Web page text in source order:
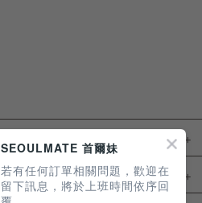
SEOULMATE 首爾妹
若有任何訂單相關問題，歡迎在
留下訊息，將於上班時間依序回